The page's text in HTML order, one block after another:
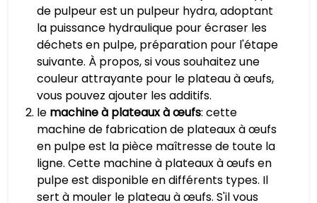
de pulpeur est un pulpeur hydra, adoptant
la puissance hydraulique pour écraser les
déchets en pulpe, préparation pour l'étape
suivante. À propos, si vous souhaitez une
couleur attrayante pour le plateau à œufs,
vous pouvez ajouter les additifs.
le machine à plateaux à œufs: cette
machine de fabrication de plateaux à œufs
en pulpe est la pièce maîtresse de toute la
ligne. Cette machine à plateaux à œufs en
pulpe est disponible en différents types. Il
sert à mouler le plateau à œufs. S'il vous